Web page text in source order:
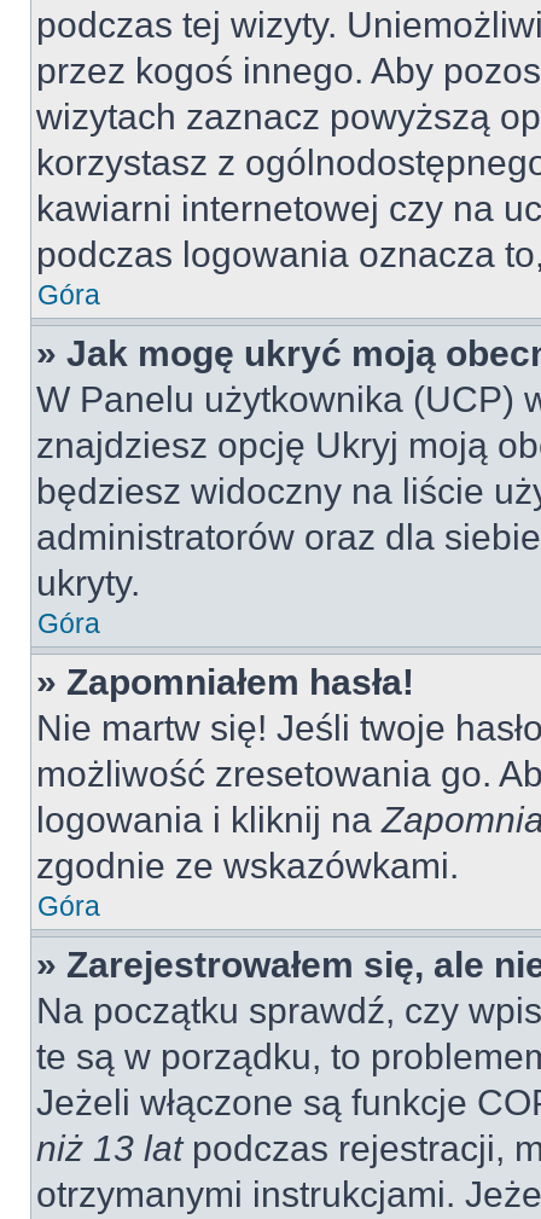
podczas tej wizyty.
przez kogoś innego. Aby
wizytach zaznacz powyższą
korzystasz z
kawiarni internetowej czy na
podczas logowania oznacza
Góra
» Jak mogę ukryć moją
W Panelu użytkownika (UCP)
znajdziesz opcję Ukryj moją
będziesz widoczny na liście
administratorów oraz dla
ukryty.
Góra
» Zapomniałem hasła!
Nie martw się! Jeśli twoje
możliwość zresetowania go.
logowania i kliknij na
zgodnie ze wskazówkami.
Góra
» Zarejestrowałem się, ale
Na początku sprawdź, czy
te są w porządku, to
Jeżeli włączone są funkcje
niż 13 latpodczas rejestracji,
otrzymanymi instrukcjami.